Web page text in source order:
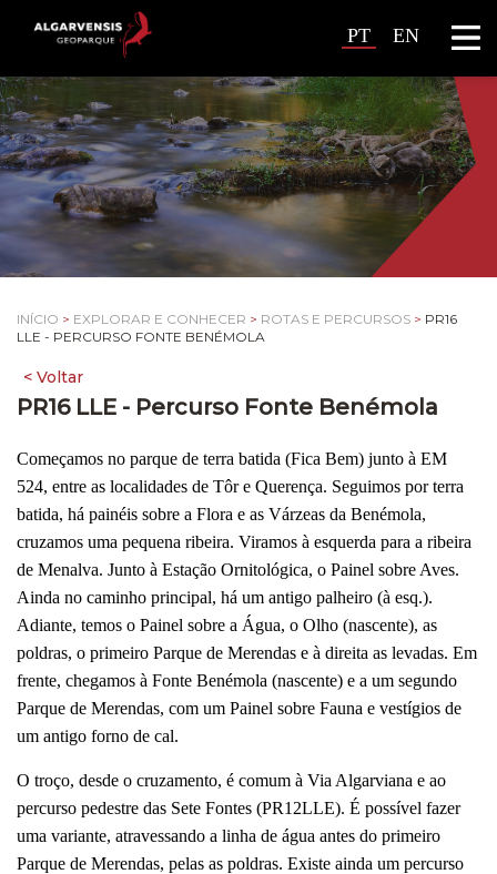
PT EN
INÍCIO > EXPLORAR E CONHECER > ROTAS E PERCURSOS > PR16
LLE - PERCURSO FONTE BENÉMOLA
PR16 LLE - Percurso Fonte Benémola
Começamos no parque de terra batida (Fica Bem) junto à EM
524, entre as localidades de Tôr e Querença. Seguimos por terra
batida, há painéis sobre a Flora e as Várzeas da Benémola,
cruzamos uma pequena ribeira. Viramos à esquerda para a ribeira
de Menalva. Junto à Estação Ornitológica, o Painel sobre Aves.
Ainda no caminho principal, há um antigo palheiro (à esq.).
Adiante, temos o Painel sobre a Água, o Olho (nascente), as
poldras, o primeiro Parque de Merendas e à direita as levadas. Em
frente, chegamos à Fonte Benémola (nascente) e a um segundo
Parque de Merendas, com um Painel sobre Fauna e vestígios de
um antigo forno de cal.
O troço, desde o cruzamento, é comum à Via Algarviana e ao
percurso pedestre das Sete Fontes (PR12LLE). É possível fazer
uma variante, atravessando a linha de água antes do primeiro
Parque de Merendas, pelas as poldras. Existe ainda um percurso